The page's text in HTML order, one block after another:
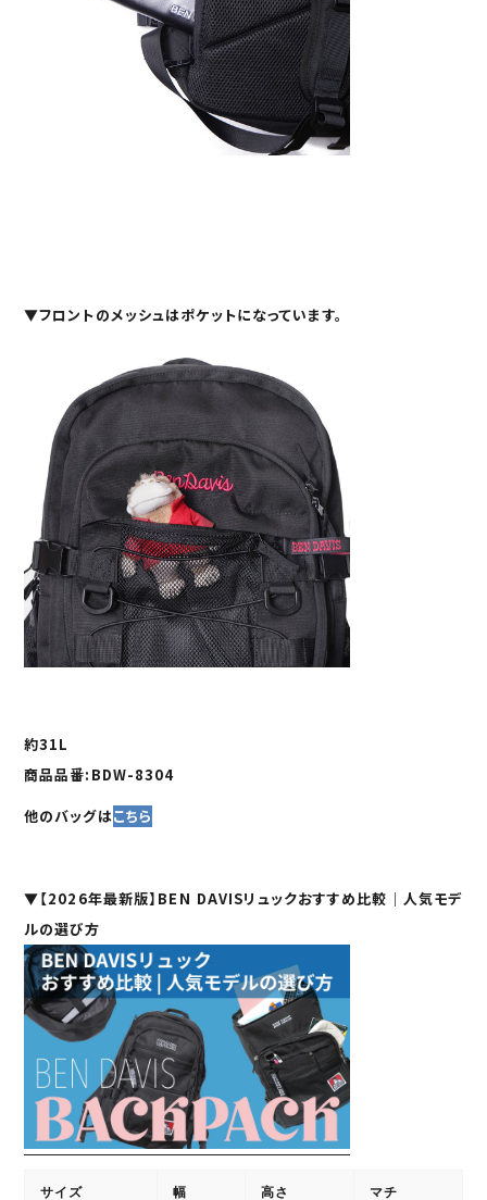
▼フロントのメッシュはポケットになっています。
約31L
商品品番:BDW-8304
他のバッグはこちら
▼【2026年最新版】BEN DAVISリュックおすすめ比較｜人気モデ
ルの選び方
サイズ 幅 高さ マチ